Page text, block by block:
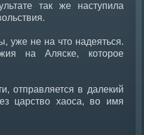
так же наступила
уже не на что надеяться.
на Аляске, которое
отправляется в далекий
царство хаоса, во имя